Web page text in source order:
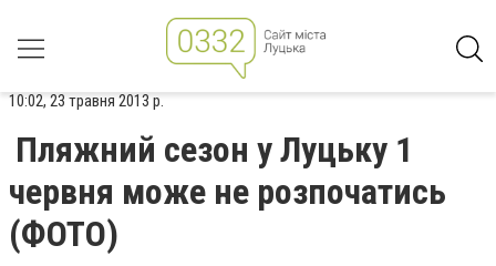
10:02, 23 травня 2013 р.
Пляжний сезон у Луцьку 1
червня може не розпочатись
(ФОТО)